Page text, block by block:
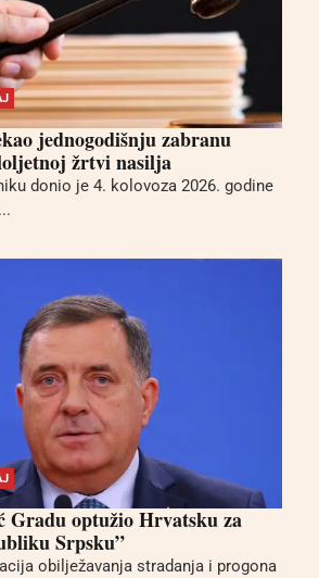
jednogodišnju zabranu
žrtvi nasilja
donio je 4. kolovoza 2026. godine
optužio Hrvatsku za
Srpsku”
obilježavanja stradanja i progona